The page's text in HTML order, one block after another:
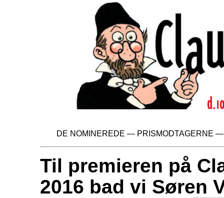
DE NOMINEREDE — PRISMODTAGERNE
Til premieren på
2016 bad vi Søren